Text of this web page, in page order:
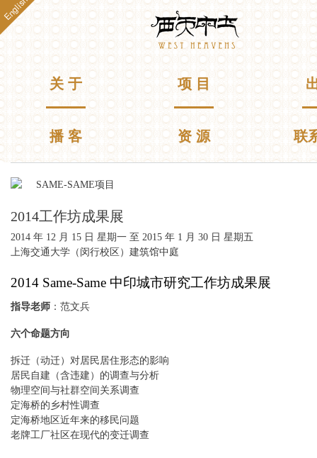
跳
转
到
主
要
内
容
Westheavens
English
主菜单 关 于 项 目
播 客 资 源 联
你在这里SAME-SAME项目
2014工作坊成果展
2014 年 12 月 15 日 星期一 至 2015 年 1 月 30 日 星期五
上海交通大学（闵行校区）建筑馆中庭
2014 Same-Same 中印城市研究工作坊成果展
指导老师 ：范文兵
六个命题方向
拆迁（动迁）对居民居住形态的影响
居民自建（含违建）的调查与分析
物理空间与社群空间关系调查
定海桥的乡村性调查
定海桥地区近年来的移民问题
老牌工厂社区在现代的变迁调查